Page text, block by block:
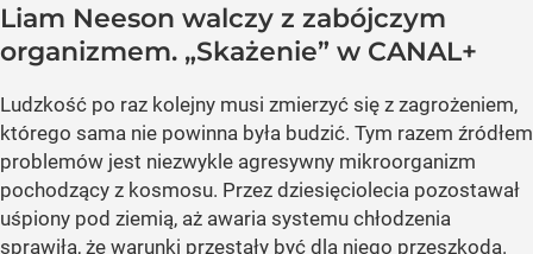
Liam Neeson walczy z zabójczym
organizmem. „Skażenie” w CANAL+
Ludzkość po raz kolejny musi zmierzyć się z zagrożeniem,
którego sama nie powinna była budzić. Tym razem źródłem
problemów jest niezwykle agresywny mikroorganizm
pochodzący z kosmosu. Przez dziesięciolecia pozostawał
uśpiony pod ziemią, aż awaria systemu chłodzenia
sprawiła, że warunki przestały być dla niego przeszkodą.